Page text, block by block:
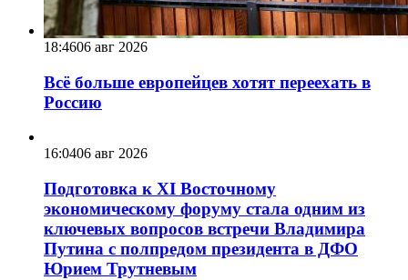
18:4606 авг 2026
Всё больше европейцев хотят переехать в
Россию
16:0406 авг 2026
Подготовка к XI Восточному
экономическому форуму стала одним из
ключевых вопросов встречи Владимира
Путина с полпредом президента в ДФО
Юрием Трутневым